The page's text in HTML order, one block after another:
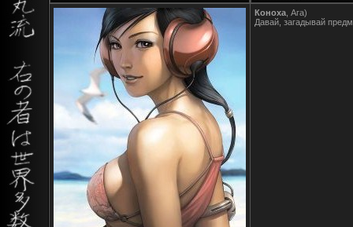
Коноха , Ага)
Давай, загадывай